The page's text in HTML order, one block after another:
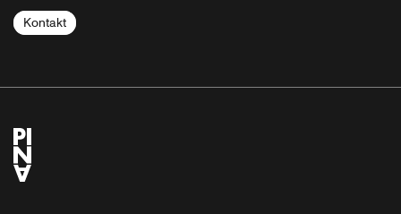
Kontakt